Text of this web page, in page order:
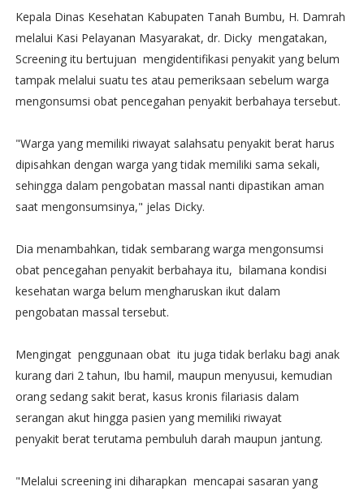
Kepala Dinas Kesehatan Kabupaten Tanah Bumbu, H. Damrah
melalui Kasi Pelayanan Masyarakat, dr. Dicky mengatakan,
Screening itu bertujuan mengidentifikasi penyakit yang belum
tampak melalui suatu tes atau pemeriksaan sebelum warga
mengonsumsi obat pencegahan penyakit berbahaya tersebut.‬
"Warga yang memiliki riwayat salahsatu penyakit berat harus
dipisahkan dengan warga yang tidak memiliki sama sekali,
sehingga dalam pengobatan massal nanti dipastikan aman
saat mengonsumsinya," jelas Dicky.‬
Dia menambahkan, tidak sembarang warga mengonsumsi
obat pencegahan penyakit berbahaya itu, bilamana kondisi
kesehatan warga belum mengharuskan ikut dalam
pengobatan massal tersebut.‬
Mengingat penggunaan obat itu juga tidak berlaku bagi anak
kurang dari 2 tahun, Ibu hamil, maupun menyusui, kemudian
orang sedang sakit berat, kasus kronis filariasis dalam
serangan akut hingga pasien yang memiliki riwayat
penyakit berat terutama pembuluh darah maupun jantung.‬
"Melalui screening ini diharapkan mencapai sasaran yang